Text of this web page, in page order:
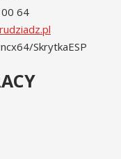
64
SkrytkaESP